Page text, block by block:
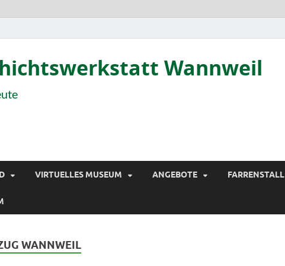
Wannweil
VIRTUELLES MUSEUM ANGEBOTE FARRENSTALL
WANNWEIL